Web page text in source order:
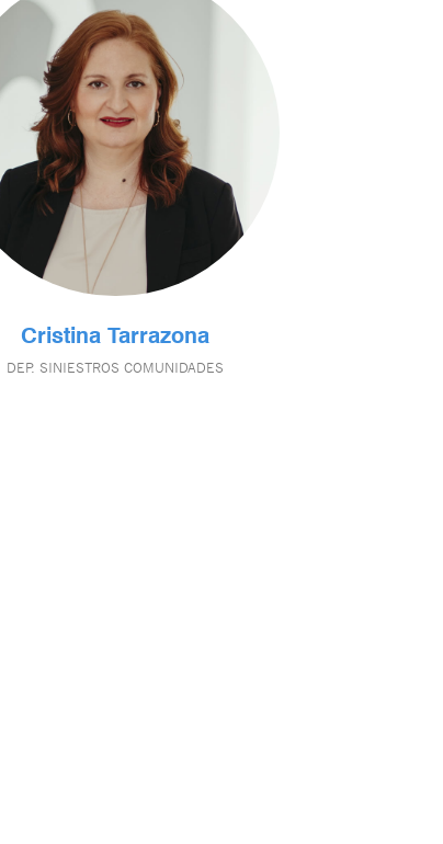
Cristina Tarrazona
DEP. SINIESTROS COMUNIDADES